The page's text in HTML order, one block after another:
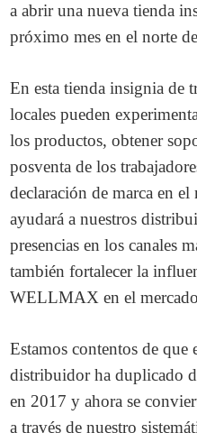
a abrir una nueva tienda
próximo mes en el norte
En esta tienda insignia de
locales pueden
los productos, obtener
posventa de los
declaración de marca en
ayudará a nuestros
presencias en los canales
también fortalecer la
WELLMAX en el
Estamos contentos de que
distribuidor ha duplicado
en 2017 y ahora se
a través de nuestro